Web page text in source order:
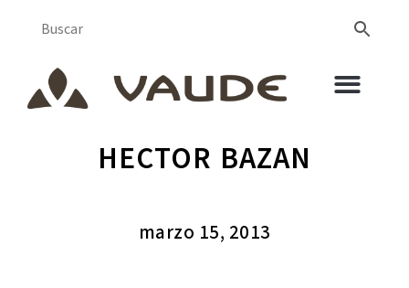
HECTOR BAZAN
marzo 15, 2013